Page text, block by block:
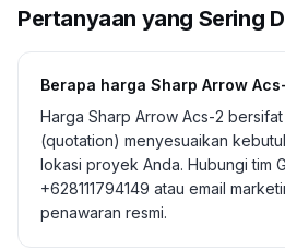
Pertanyaan yang Sering
Berapa harga Sharp Arrow
Harga Sharp Arrow Acs-2
(quotation) menyesuaikan
lokasi proyek Anda. Hubungi tim
+628111794149 atau email
penawaran resmi.